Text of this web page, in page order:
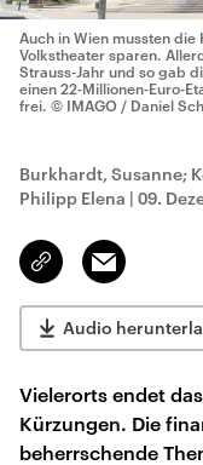
Auch in Wien mussten
Volkstheater sparen.
Strauss-Jahr und so gab
einen 22-Millionen-Euro-
frei. © IMAGO / Daniel
Burkhardt, Susanne;
Philipp Elena | 09.
Link
kopieren/teilen
Email
Audio
Vielerorts endet
Kürzungen. Die
beherrschende